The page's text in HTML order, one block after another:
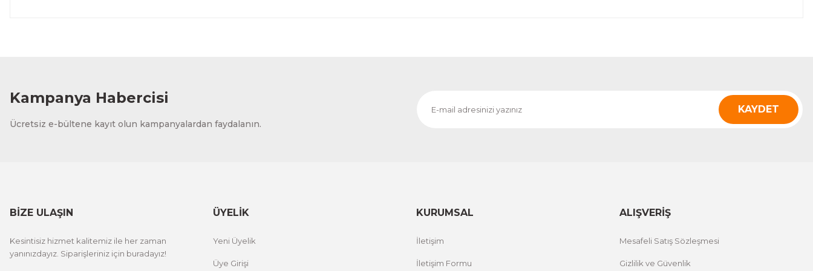
4.405,62 TL
ÜRÜNÜ İNCELE
Kampanya Habercisi
Ücretsiz e-bültene kayıt olun kampanyalardan faydalanın.
KAYDET
BİZE ULAŞIN
Kesintisiz hizmet kalitemiz ile her zaman
yanınızdayız. Siparişleriniz için buradayız!
ÜYELİK
Yeni Üyelik
Üye Girişi
KURUMSAL
İletişim
İletişim Formu
ALIŞVERİŞ
Mesafeli Satış Sözleşmesi
Gizlilik ve Güvenlik